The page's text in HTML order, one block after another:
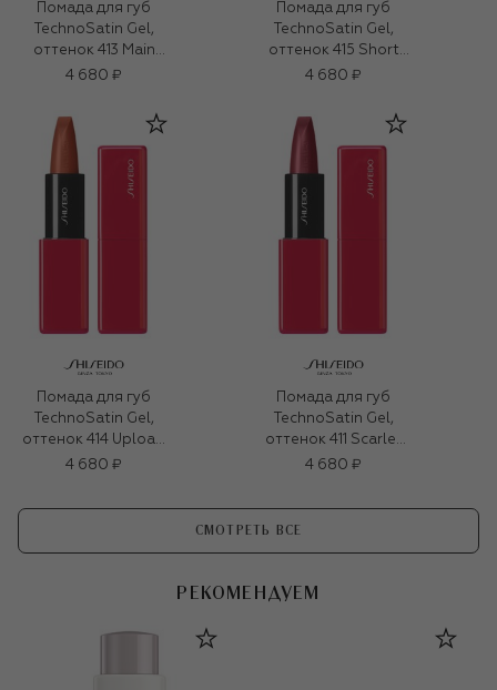
Помада для губ
TechnoSatin Gel,
оттенок 413 Main
Frame (3,3g)
4 680 ₽
Помада для губ
TechnoSatin Gel,
оттенок 415 Short
Circuit (3,3g)
4 680 ₽
Помада для губ
TechnoSatin Gel,
оттенок 414 Upload
(3,3g)
4 680 ₽
Помада для губ
TechnoSatin Gel,
оттенок 411 Scarlet
Cluster (3,3g)
4 680 ₽
СМОТРЕТЬ ВСЕ
РЕКОМЕНДУЕМ